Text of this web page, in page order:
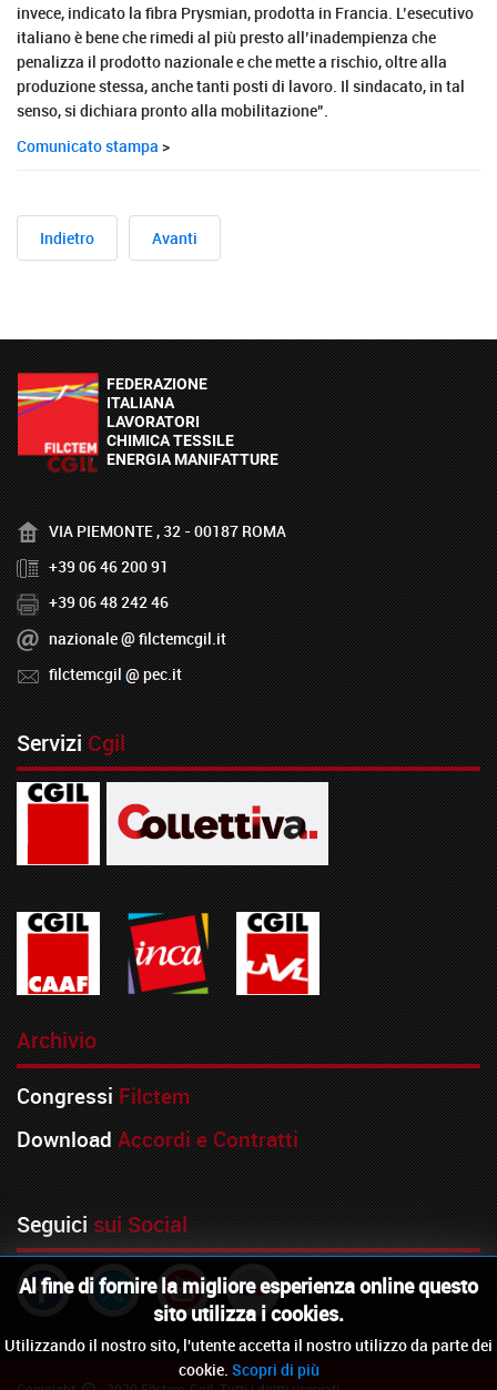
invece, indicato la fibra Prysmian, prodotta in Francia. L’esecutivo
italiano è bene che rimedi al più presto all’inadempienza che
penalizza il prodotto nazionale e che mette a rischio, oltre alla
produzione stessa, anche tanti posti di lavoro. Il sindacato, in tal
senso, si dichiara pronto alla mobilitazione”.
Comunicato stampa >
Indietro Avanti
VIA PIEMONTE , 32 - 00187 ROMA
+39 06 46 200 91
+39 06 48 242 46
nazionale
filctemcgil.it
filctemcgil
pec.it
Al fine di fornire la migliore esperienza online questo
sito utilizza i cookies.
Utilizzando il nostro sito, l'utente accetta il nostro utilizzo da parte dei
cookie. Scopri di più
ServiziCgil
Archivio
Congressi Filctem
Download Accordi e Contratti
Seguicisui Social